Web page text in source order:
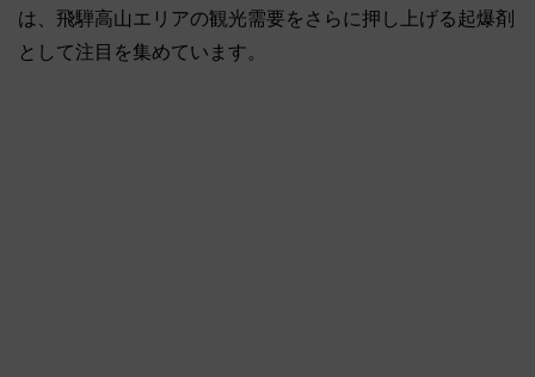
は、飛騨高山エリアの観光需要をさらに押し上げる起爆剤
として注目を集めています。